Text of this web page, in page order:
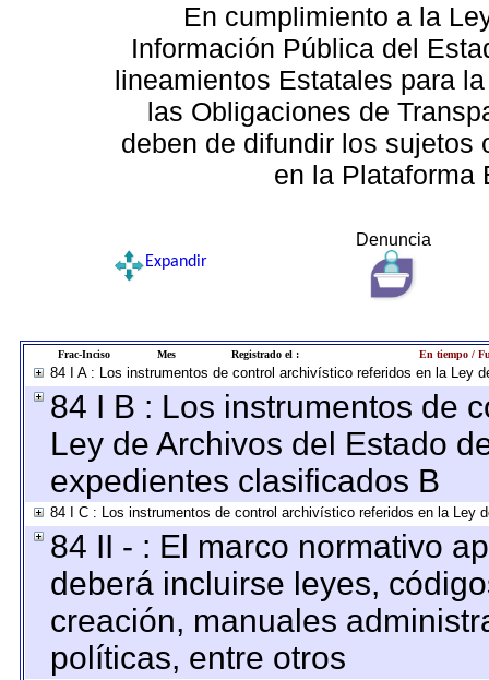
En cumplimiento a la
Información Pública del
lineamientos Estatales para
las Obligaciones de
deben de difundir los sujetos
en la Plataforma
Denuncia
Expandir
Frac-Inciso Mes Registrado el : En tiempo /
84 I A : Los instrumentos de control archivístico referidos en la Ley
84 I B : Los instrumentos de
Ley de Archivos del Estado
expedientes clasificados B
84 I C : Los instrumentos de control archivístico referidos en la Ley
84 II - : El marco normativo
deberá incluirse leyes,
creación, manuales
políticas, entre otros